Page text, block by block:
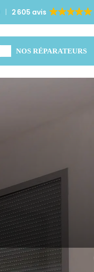
2 605 avis
NOS RÉPARATEURS